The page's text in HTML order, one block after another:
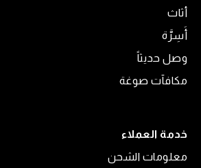
أثاث
أَسِرَّة
وصل حديثاً
مكافآت صوغة
خدمة العملاء
معلومات الشحن